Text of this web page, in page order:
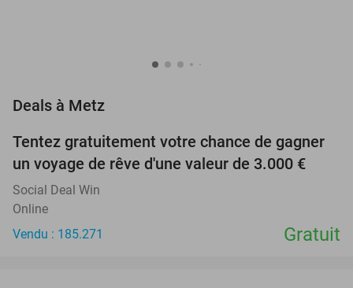
Deals à Metz
Tentez gratuitement votre chance de gagner
un voyage de rêve d'une valeur de 3.000 €
Social Deal Win
Online
Vendu : 185.271
Gratuit